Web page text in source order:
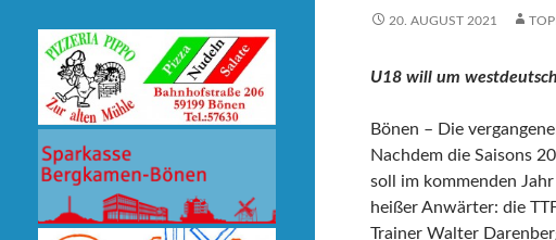
20. AUGUST 2021
U18 will um
Bönen – Die
Nachdem die Saisons
soll im kommenden
heißer Anwärter: die
Trainer Walter